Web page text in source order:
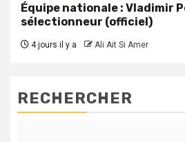
Équipe nationale : Vladimir
sélectionneur (officiel)
4 jours il y a Ali Ait Si Amer
RECHERCHER